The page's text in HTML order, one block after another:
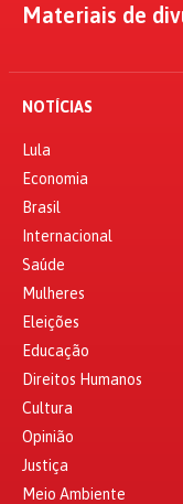
Materiais de
NOTÍCIAS
Lula
Economia
Brasil
Internacional
Saúde
Mulheres
Eleições
Educação
Direitos Humanos
Cultura
Opinião
Justiça
Meio Ambiente